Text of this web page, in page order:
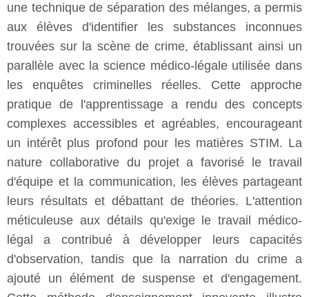
une technique de séparation des mélanges, a permis
aux élèves d'identifier les substances inconnues
trouvées sur la scène de crime, établissant ainsi un
parallèle avec la science médico-légale utilisée dans
les enquêtes criminelles réelles. Cette approche
pratique de l'apprentissage a rendu des concepts
complexes accessibles et agréables, encourageant
un intérêt plus profond pour les matières STIM. La
nature collaborative du projet a favorisé le travail
d'équipe et la communication, les élèves partageant
leurs résultats et débattant de théories. L'attention
méticuleuse aux détails qu'exige le travail médico-
légal a contribué à développer leurs capacités
d'observation, tandis que la narration du crime a
ajouté un élément de suspense et d'engagement.